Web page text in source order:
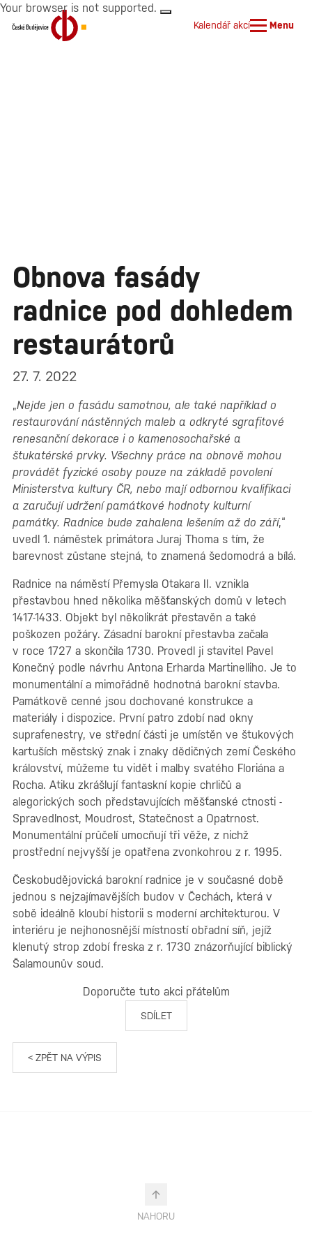
Your browser is not supported.
Kalendář akcí Menu
Obnova fasády
radnice pod dohledem
restaurátorů
27. 7. 2022
„Nejde jen o fasádu samotnou, ale také například o
restaurování nástěnných maleb a odkryté sgrafitové
renesanční dekorace i o kamenosochařské a
štukatérské prvky. Všechny práce na obnově mohou
provádět fyzické osoby pouze na základě povolení
Ministerstva kultury ČR, nebo mají odbornou kvalifikaci
a zaručují udržení památkové hodnoty kulturní
památky. Radnice bude zahalena lešením až do září,“
uvedl 1. náměstek primátora Juraj Thoma s tím, že
barevnost zůstane stejná, to znamená šedomodrá a bílá.
Radnice na náměstí Přemysla Otakara II. vznikla
přestavbou hned několika měšťanských domů v letech
1417-1433. Objekt byl několikrát přestavěn a také
poškozen požáry. Zásadní barokní přestavba začala
v roce 1727 a skončila 1730. Provedl ji stavitel Pavel
Konečný podle návrhu Antona Erharda Martinelliho. Je to
monumentální a mimořádně hodnotná barokní stavba.
Památkově cenné jsou dochované konstrukce a
materiály i dispozice. První patro zdobí nad okny
suprafenestry, ve střední části je umístěn ve štukových
kartuších městský znak i znaky dědičných zemí Českého
království, můžeme tu vidět i malby svatého Floriána a
Rocha. Atiku zkrášlují fantaskní kopie chrličů a
alegorických soch představujících měšťanské ctnosti -
Spravedlnost, Moudrost, Statečnost a Opatrnost.
Monumentální průčelí umocňují tři věže, z nichž
prostřední nejvyšší je opatřena zvonkohrou z r. 1995.
Českobudějovická barokní radnice je v současné době
jednou s nejzajímavějších budov v Čechách, která v
sobě ideálně kloubí historii s moderní architekturou. V
interiéru je nejhonosnější místností obřadní síň, jejíž
klenutý strop zdobí freska z r. 1730 znázorňující biblický
Šalamounův soud.
Doporučte tuto akci přátelům
SDÍLET
< ZPĚT NA VÝPIS
NAHORU